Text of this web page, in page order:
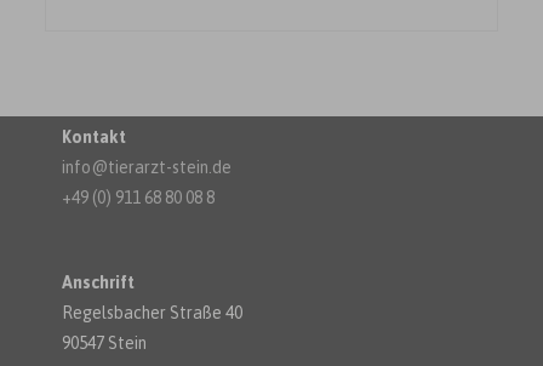
Kontakt
info@tierarzt-stein.de
+49 (0) 911 68 80 08 8
Anschrift
Regelsbacher Straße 40
90547 Stein